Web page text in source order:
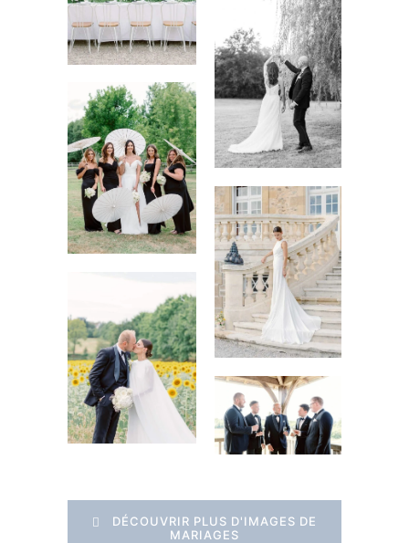
DÉCOUVRIR PLUS D'IMAGES DE
MARIAGES